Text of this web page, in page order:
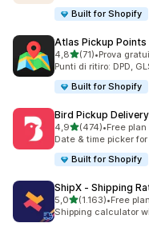
Built for Shopify
Atlas Pickup Points
4,8stelle su 5
(71)
71 recensioni totali
•Prova
Punti di ritiro: DPD,
Built for Shopify
Bird Pickup
4,9stelle su 5
(474)
474 recensioni totali
•Free
Date & time picker
Built for Shopify
ShipX ‑ Shipping
5,0stelle su 5
(1.163)
1163 recensioni totali
•Free
Shipping calculator